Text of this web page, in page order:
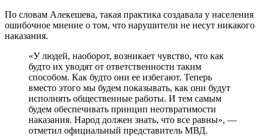
По словам Алекешева, такая практика создавала у населения
ошибочное мнение о том, что нарушители не несут никакого
наказания.
«У людей, наоборот, возникает чувство, что как
будто их уводят от ответственности таким
способом. Как будто они ее избегают. Теперь
вместо этого мы будем показывать, как они будут
исполнять общественные работы. И тем самым
будем обеспечивать принцип неотвратимости
наказания. Народ должен знать, что все равны», —
отметил официальный представитель МВД.